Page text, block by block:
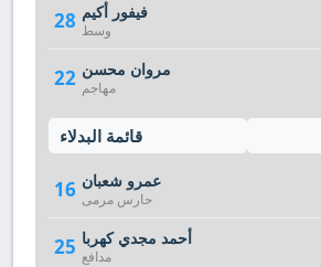
28 فيفور أكيم
وسط
22 مروان محسن
مهاجم
قائمة البدلاء
16 عمرو شعبان
حارس مرمى
25 أحمد مجدي كهربا
مدافع